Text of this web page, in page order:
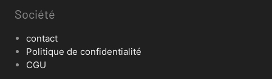
Société
contact
Politique de confidentialité
CGU